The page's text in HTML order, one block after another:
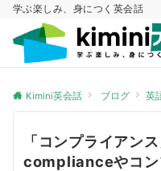
学ぶ楽しみ、身につく英会話
Kimini英会話 ブログ 英
「コンプライアン
complianceやコン